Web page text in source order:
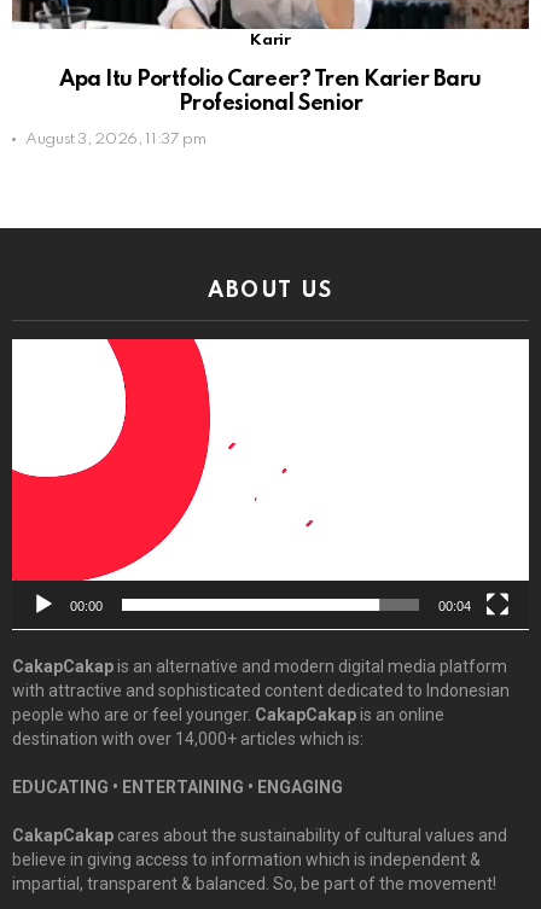
Karir
Apa Itu Portfolio Career? Tren Karier Baru
Profesional Senior
August 3, 2026, 11:37 pm
ABOUT US
00:00 00:04
CakapCakapis an alternative and modern digital media platform
with attractive and sophisticated content dedicated to Indonesian
people who are or feel younger. CakapCakapis an online
destination with over 14,000+ articles which is:
EDUCATING • ENTERTAINING • ENGAGING
CakapCakap cares about the sustainability of cultural values and
believe in giving access to information which is independent &
impartial, transparent & balanced. So, be part of the movement!